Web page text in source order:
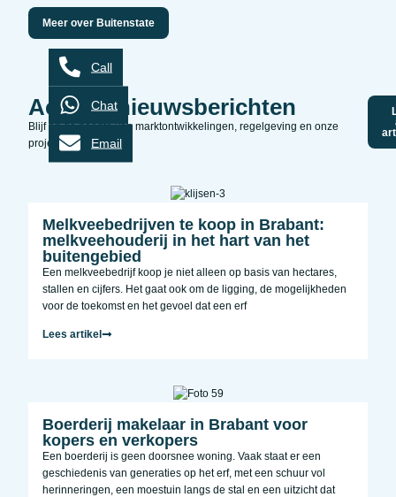
Meer over Buitenstate
Actuele nieuwsberichten
Blijf op de hoogte van marktontwikkelingen, regelgeving en onze
projecten
Melkveebedrijven te koop in Brabant:
melkveehouderij in het hart van het
buitengebied
Een melkveebedrijf koop je niet alleen op basis van hectares,
stallen en cijfers. Het gaat ook om de ligging, de mogelijkheden
voor de toekomst en het gevoel dat een erf
Lees artikel
Boerderij makelaar in Brabant voor
kopers en verkopers
Een boerderij is geen doorsnee woning. Vaak staat er een
geschiedenis van generaties op het erf, met een schuur vol
herinneringen, een moestuin langs de stal en een uitzicht dat
Call
Chat
Email